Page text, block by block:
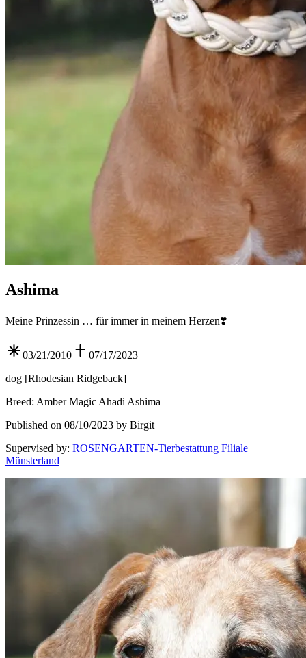
Ashima
Meine Prinzessin … für immer in meinem Herzen❣️
03/21/2010
07/17/2023
dog [Rhodesian Ridgeback]
Breed: Amber Magic Ahadi Ashima
Published on 08/10/2023 by Birgit
Supervised by: ROSENGARTEN-Tierbestattung Filiale
Münsterland